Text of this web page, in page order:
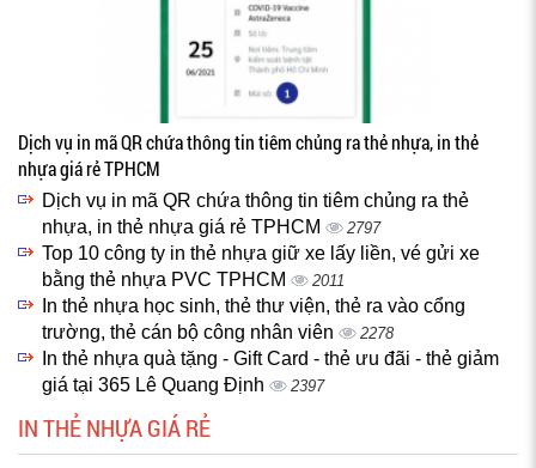
Dịch vụ in mã QR chứa thông tin tiêm chủng ra thẻ nhựa, in thẻ
nhựa giá rẻ TPHCM
Dịch vụ in mã QR chứa thông tin tiêm chủng ra thẻ
nhựa, in thẻ nhựa giá rẻ TPHCM
2797
Top 10 công ty in thẻ nhựa giữ xe lấy liền, vé gửi xe
bằng thẻ nhựa PVC TPHCM
2011
In thẻ nhựa học sinh, thẻ thư viện, thẻ ra vào cổng
trường, thẻ cán bộ công nhân viên
2278
In thẻ nhựa quà tặng - Gift Card - thẻ ưu đãi - thẻ giảm
giá tại 365 Lê Quang Định
2397
IN THẺ NHỰA GIÁ RẺ